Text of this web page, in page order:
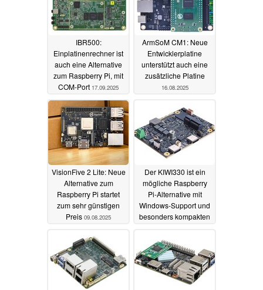
IBR500:
Einplatinenrechner ist
auch eine Alternative
zum Raspberry Pi, mit
COM-Port 17.09.2025
ArmSoM CM1: Neue
Entwicklerplatine
unterstützt auch eine
zusätzliche Platine
16.08.2025
VisionFive 2 Lite: Neue
Alternative zum
Raspberry Pi startet
zum sehr günstigen
Preis 09.08.2025
Der KIWI330 ist ein
mögliche Raspberry
Pi-Alternative mit
Windows-Support und
besonders kompakten
10.07.2025